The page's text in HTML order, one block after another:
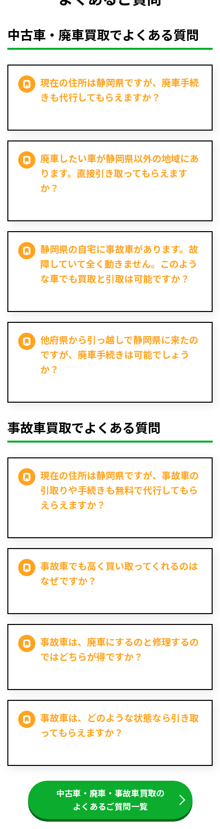
中古車・廃車買取でよくある質問
現在の住所は静岡県ですが、廃車手続
きも代行してもらえますか？
廃車したい車が静岡県以外の地域にあ
ります。直接引き取ってもらえます
か？
静岡県の自宅に事故車があります。故
障していて全く動きません。このよう
な車でも買取と引取は可能ですか？
他府県から引っ越しで静岡県に来たの
ですが、廃車手続きは可能でしょう
か？
事故車買取でよくある質問
現在の住所は静岡県ですが、事故車の
引取りや手続きも無料で代行してもら
えらえますか？
事故車でも高く買い取ってくれるのは
なぜですか？
事故車は、廃車にするのと修理するの
ではどちらが得ですか？
事故車は、どのような状態なら引き取
ってもらえますか？
中古車・廃車・事故車買取の
よくあるご質問一覧